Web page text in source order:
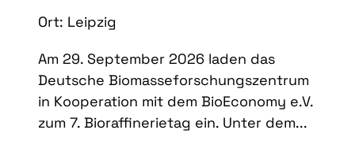
Ort: Leipzig
Am 29. September 2026 laden das
Deutsche Biomasseforschungszentrum
in Kooperation mit dem BioEconomy e.V.
zum 7. Bioraffinerietag ein. Unter dem...